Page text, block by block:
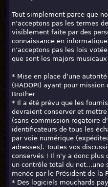
Tout simplement parce que
n’acceptons pas les termes
visiblement faite par des
connaissance en
n’acceptons pas les lois
que sont les majors musicaux
* Mise en place d’une
(HADOPI) ayant pour
Brother
* Il a été prévu que les
devraient conserver et
(sans commission rogatoire
identificateurs de tous les
par voie numérique
adresses). Toutes vos
conservés ! Il n’y a donc plus
un contrôle total du net…une
menée par le Président de la
* Des logiciels mouchards